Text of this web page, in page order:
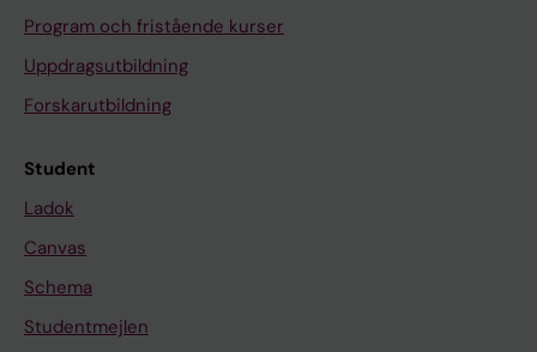
Program och fristående kurser
Uppdragsutbildning
Forskarutbildning
Student
Ladok
Canvas
Schema
Studentmejlen